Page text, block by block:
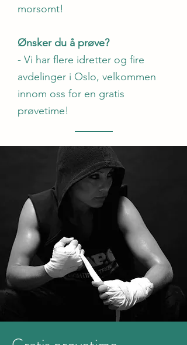
morsomt!
Ønsker du å prøve?
- Vi har flere idretter og fire
avdelinger i Oslo, velkommen
innom oss for en gratis
prøvetime!